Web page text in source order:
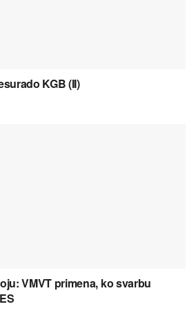
KGB (II)
VMVT primena, ko svarbu